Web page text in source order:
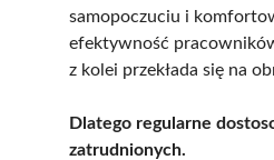
samopoczuciu i
efektywność
z kolei przekłada się na
Dlatego regularne
zatrudnionych.